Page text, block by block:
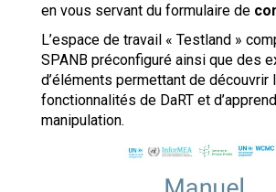
en vous servant du formulaire de
L’espace de travail « Testland »
SPANB préconfiguré ainsi que des
d’éléments permettant de découvrir
fonctionnalités de DaRT et
manipulation.